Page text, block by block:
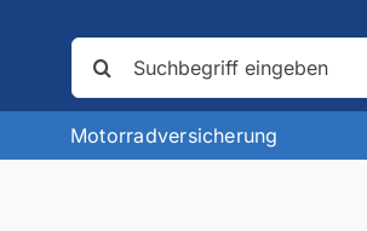
nach:
Motorradversicherung